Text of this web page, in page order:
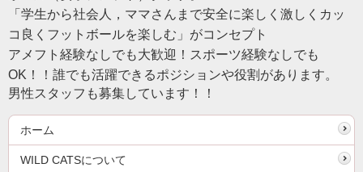
「学生から社会人，ママさんまで安全に楽しく激しくカッ
コ良くフットボールを楽しむ」がコンセプト
アメフト経験なしでも大歓迎！スポーツ経験なしでも
OK！！誰でも活躍できるポジションや役割があります。
男性スタッフも募集しています！！
ホーム
WILD CATSについて